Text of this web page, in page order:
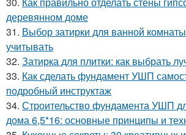
деревянном доме
31. Выбор затирки для ванной
учитывать
32. Затирка для плитки: как выбрать
33. Как сделать фундамент УШП
подробный инструктаж
34. Строительство фундамента УШП
дома 6,5*16: основные принципы и